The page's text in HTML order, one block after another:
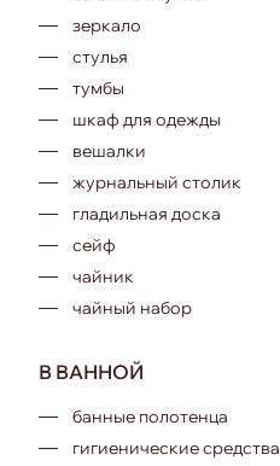
зеркало
стулья
тумбы
шкаф для одежды
вешалки
журнальный столик
гладильная доска
сейф
чайник
чайный набор
В ВАННОЙ
банные полотенца
гигиенические средства